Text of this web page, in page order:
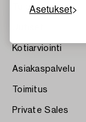
Asetukset
Tulokset
Kotiarviointi
Asiakaspalvelu
Toimitus
Private Sales